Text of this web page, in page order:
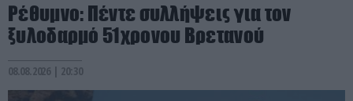
Ρέθυμνο: Πέντε συλλήψεις για τον
ξυλοδαρμό 51χρονου Βρετανού
08.08.2026 | 20:30